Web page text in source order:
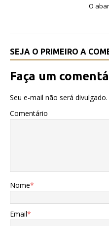
O
SEJA O PRIMEIRO A
Faça um
Seu e-mail não será divulgado.
Comentário
Nome*
Email*